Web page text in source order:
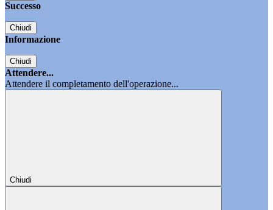
Successo
Chiudi
Informazione
Chiudi
Attendere...
Attendere il completamento dell'operazione...
Chiudi